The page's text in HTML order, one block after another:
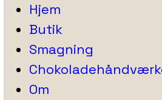
Hjem
Butik
Smagning
Om